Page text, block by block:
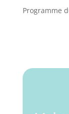
Programme